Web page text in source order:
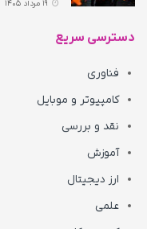
دسترسی سریع
فناوری
کامپیوتر و موبایل
نقد و بررسی
آموزش
ارز دیجیتال
علمی